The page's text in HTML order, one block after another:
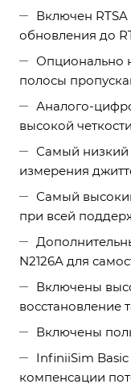
Включен
обновления до
Опционально
полосы
Аналого-
высокой
Самый низкий
измерения
Самый
при всей
N2126A для
Включены
восстановление
Включены
InfiniiSim
компенсации